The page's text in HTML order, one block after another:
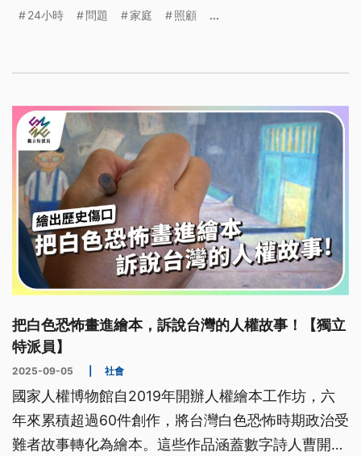
升。數十個社福團體對此表達強烈擔憂，這項看似放
層結構性問題，引發各界對照顧現場「弱弱相殘」困
24小時 問題 家庭 照顧 ...
把白色恐怖畫進繪本，訴說台灣的人權故事！【獨立
特派員】
2025-09-05 社會
國家人權博物館自2019年開辦人權繪本工作坊，六
年來累積超過60件創作，將台灣白色恐怖時期政治受
難者故事轉化為繪本。這些作品涵蓋數字詩人曹開、